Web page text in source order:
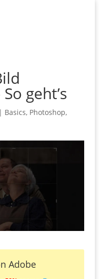
geht’s
Basics, Photoshop,
Adobe